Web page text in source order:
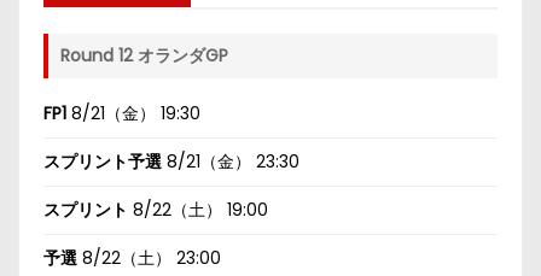
Round 12 オランダGP
FP1 8/21（金） 19:30
スプリント予選 8/21（金） 23:30
スプリント 8/22（土） 19:00
予選 8/22（土） 23:00